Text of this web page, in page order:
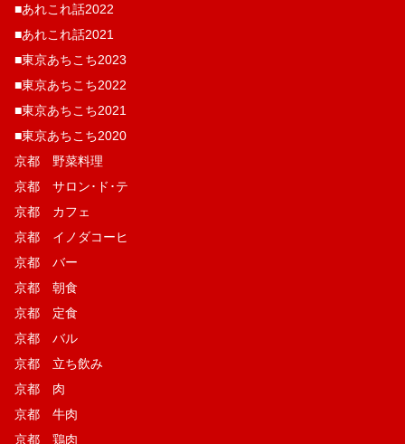
■あれこれ話2022
■あれこれ話2021
■東京あちこち2023
■東京あちこち2022
■東京あちこち2021
■東京あちこち2020
京都 野菜料理
京都 サロン･ド･テ
京都 カフェ
京都 イノダコーヒ
京都 バー
京都 朝食
京都 定食
京都 バル
京都 立ち飲み
京都 肉
京都 牛肉
京都 鶏肉